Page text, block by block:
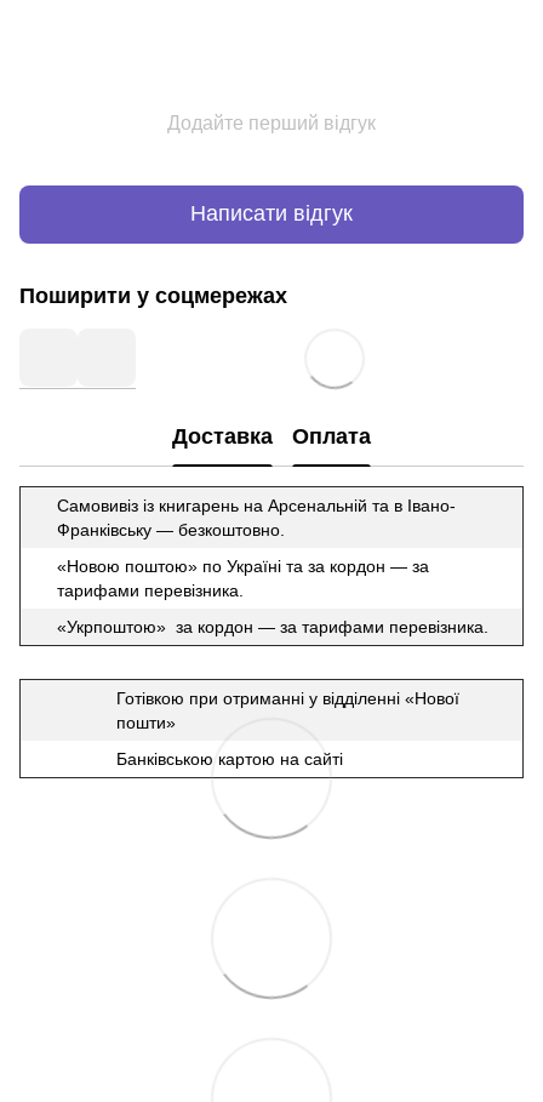
Додайте перший відгук
Написати відгук
Поширити у соцмережах
Доставка Оплата
Самовивіз із книгарень на Арсенальній та в Івано-
Франківську — безкоштовно.
«Новою поштою» по Україні та за кордон — за
тарифами перевізника.
«Укрпоштою» за кордон — за тарифами перевізника.
Готівкою при отриманні у відділенні «Нової
пошти»
Банківською картою на сайті